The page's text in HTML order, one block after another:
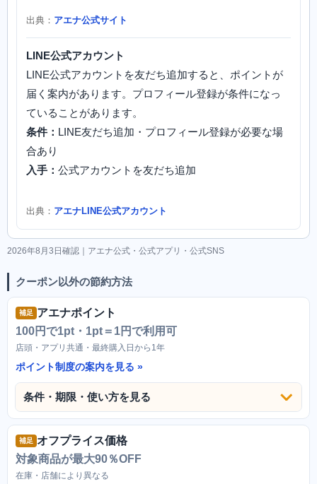
出典： アエナ公式サイト
LINE公式アカウント
LINE公式アカウントを友だち追加すると、ポイントが
届く案内があります。プロフィール登録が条件になっ
ていることがあります。
条件： LINE友だち追加・プロフィール登録が必要な場
合あり
入手： 公式アカウントを友だち追加
出典： アエナLINE公式アカウント
2026年8月3日確認｜アエナ公式・公式アプリ・公式SNS
クーポン以外の節約方法
補足
アエナポイント
100円で1pt・1pt＝1円で利用可
店頭・アプリ共通・最終購入日から1年
ポイント制度の案内を見る
条件・期限・使い方を見る
補足
オフプライス価格
対象商品が最大90％OFF
在庫・店舗により異なる